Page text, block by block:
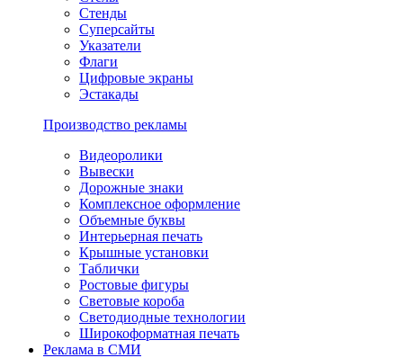
Стенды
Суперсайты
Указатели
Флаги
Цифровые экраны
Эстакады
Производство рекламы
Видеоролики
Вывески
Дорожные знаки
Комплексное оформление
Объемные буквы
Интерьерная печать
Крышные установки
Таблички
Ростовые фигуры
Световые короба
Светодиодные технологии
Широкоформатная печать
Реклама в СМИ